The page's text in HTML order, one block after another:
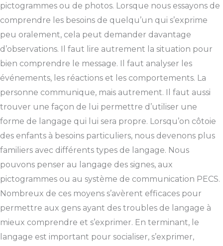
pictogrammes ou de photos. Lorsque nous essayons de
comprendre les besoins de quelqu’un qui s’exprime
peu oralement, cela peut demander davantage
d’observations. Il faut lire autrement la situation pour
bien comprendre le message. Il faut analyser les
événements, les réactions et les comportements. La
personne communique, mais autrement. Il faut aussi
trouver une façon de lui permettre d’utiliser une
forme de langage qui lui sera propre. Lorsqu’on côtoie
des enfants à besoins particuliers, nous devenons plus
familiers avec différents types de langage. Nous
pouvons penser au langage des signes, aux
pictogrammes ou au système de communication PECS.
Nombreux de ces moyens s’avèrent efficaces pour
permettre aux gens ayant des troubles de langage à
mieux comprendre et s’exprimer. En terminant, le
langage est important pour socialiser, s’exprimer,